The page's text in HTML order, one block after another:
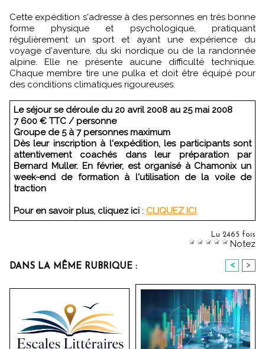
Cette expédition s'adresse à des personnes en très bonne
forme physique et psychologique, pratiquant
régulièrement un sport et ayant une expérience du
voyage d'aventure, du ski nordique ou de la randonnée
alpine. Elle ne présente aucune difficulté technique.
Chaque membre tire une pulka et doit être équipé pour
des conditions climatiques rigoureuses.
Le séjour se déroule du 20 avril 2008 au 25 mai 2008
7 600 € TTC / personne
Groupe de 5 à 7 personnes maximum
Dès leur inscription à l'expédition, les participants sont
attentivement coachés dans leur préparation par
Bernard Muller. En février, est organisé à Chamonix un
week-end de formation à l'utilisation de la voile de
traction
Pour en savoir plus, cliquez ici : CLIQUEZ ICI
Lu 2465 fois
Notez
DANS LA MÊME RUBRIQUE : < >